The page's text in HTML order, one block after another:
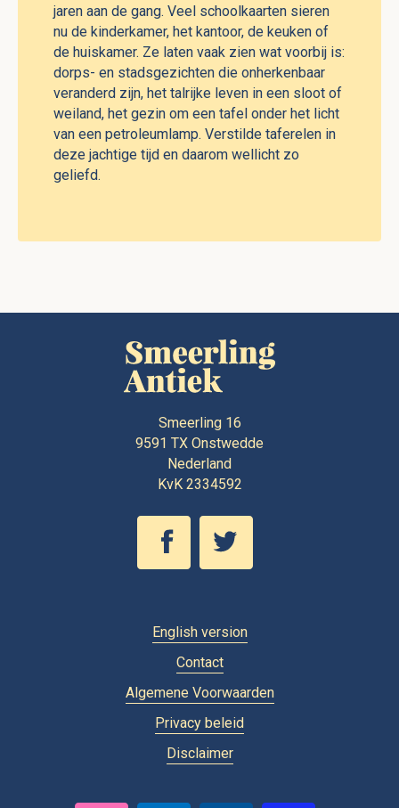
jaren aan de gang. Veel schoolkaarten sieren
nu de kinderkamer, het kantoor, de keuken of
de huiskamer. Ze laten vaak zien wat voorbij is:
dorps- en stadsgezichten die onherkenbaar
veranderd zijn, het talrijke leven in een sloot of
weiland, het gezin om een tafel onder het licht
van een petroleumlamp. Verstilde taferelen in
deze jachtige tijd en daarom wellicht zo
geliefd.
Smeerling 16
9591 TX Onstwedde
Nederland
KvK 2334592
English version
Contact
Algemene Voorwaarden
Privacy beleid
Disclaimer